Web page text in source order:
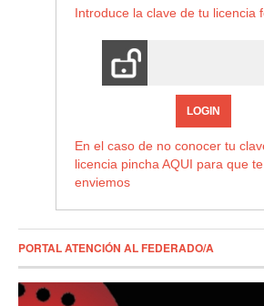
Introduce la clave de tu licencia
LOGIN
En el caso de no conocer tu
licencia pincha AQUI para que
enviemos
PORTAL ATENCIÓN AL FEDERADO/A